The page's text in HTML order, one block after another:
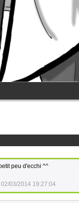
peu d'ecchi ^^
02/03/2014 19:27:04